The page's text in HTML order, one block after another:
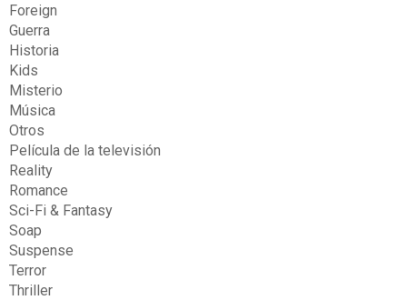
Foreign
Guerra
Historia
Kids
Misterio
Música
Otros
Película de la televisión
Reality
Romance
Sci-Fi & Fantasy
Soap
Suspense
Terror
Thriller